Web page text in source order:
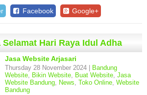
Facebook Google+
Hari Raya Idul Adha
Jasa Website Arjasari
Thursday 28 November 2024 |
Bandung
Website, Bikin Website, Buat Website, Jasa
Website Bandung, News, Toko Online, Website
Bandung